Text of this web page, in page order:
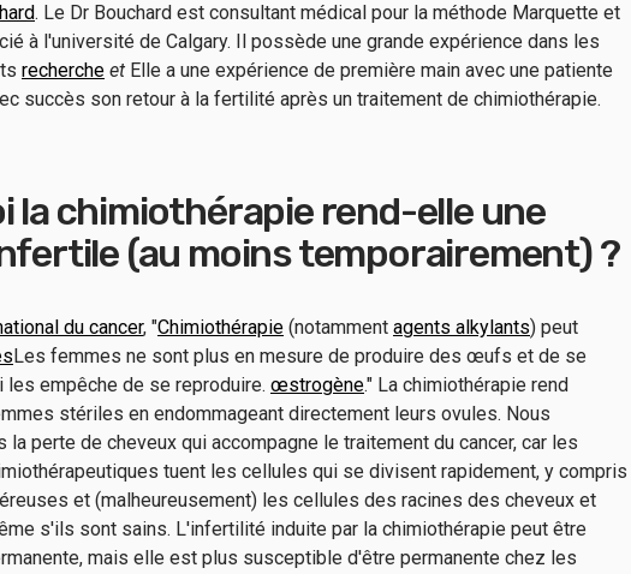
. Le Dr Bouchard est consultant médical pour la méthode Marquette et
à l'université de Calgary. Il possède une grande expérience dans les
recherche et Elle a une expérience de première main avec une patiente
succès son retour à la fertilité après un traitement de chimiothérapie.
la chimiothérapie rend-elle une
(au moins temporairement) ?
du cancer, "Chimiothérapie (notamment agents alkylants) peut
Les femmes ne sont plus en mesure de produire des œufs et de se
les empêche de se reproduire. œstrogène." La chimiothérapie rend
stériles en endommageant directement leurs ovules. Nous
la perte de cheveux qui accompagne le traitement du cancer, car les
tuent les cellules qui se divisent rapidement, y compris
et (malheureusement) les cellules des racines des cheveux et
s'ils sont sains. L'infertilité induite par la chimiothérapie peut être
mais elle est plus susceptible d'être permanente chez les